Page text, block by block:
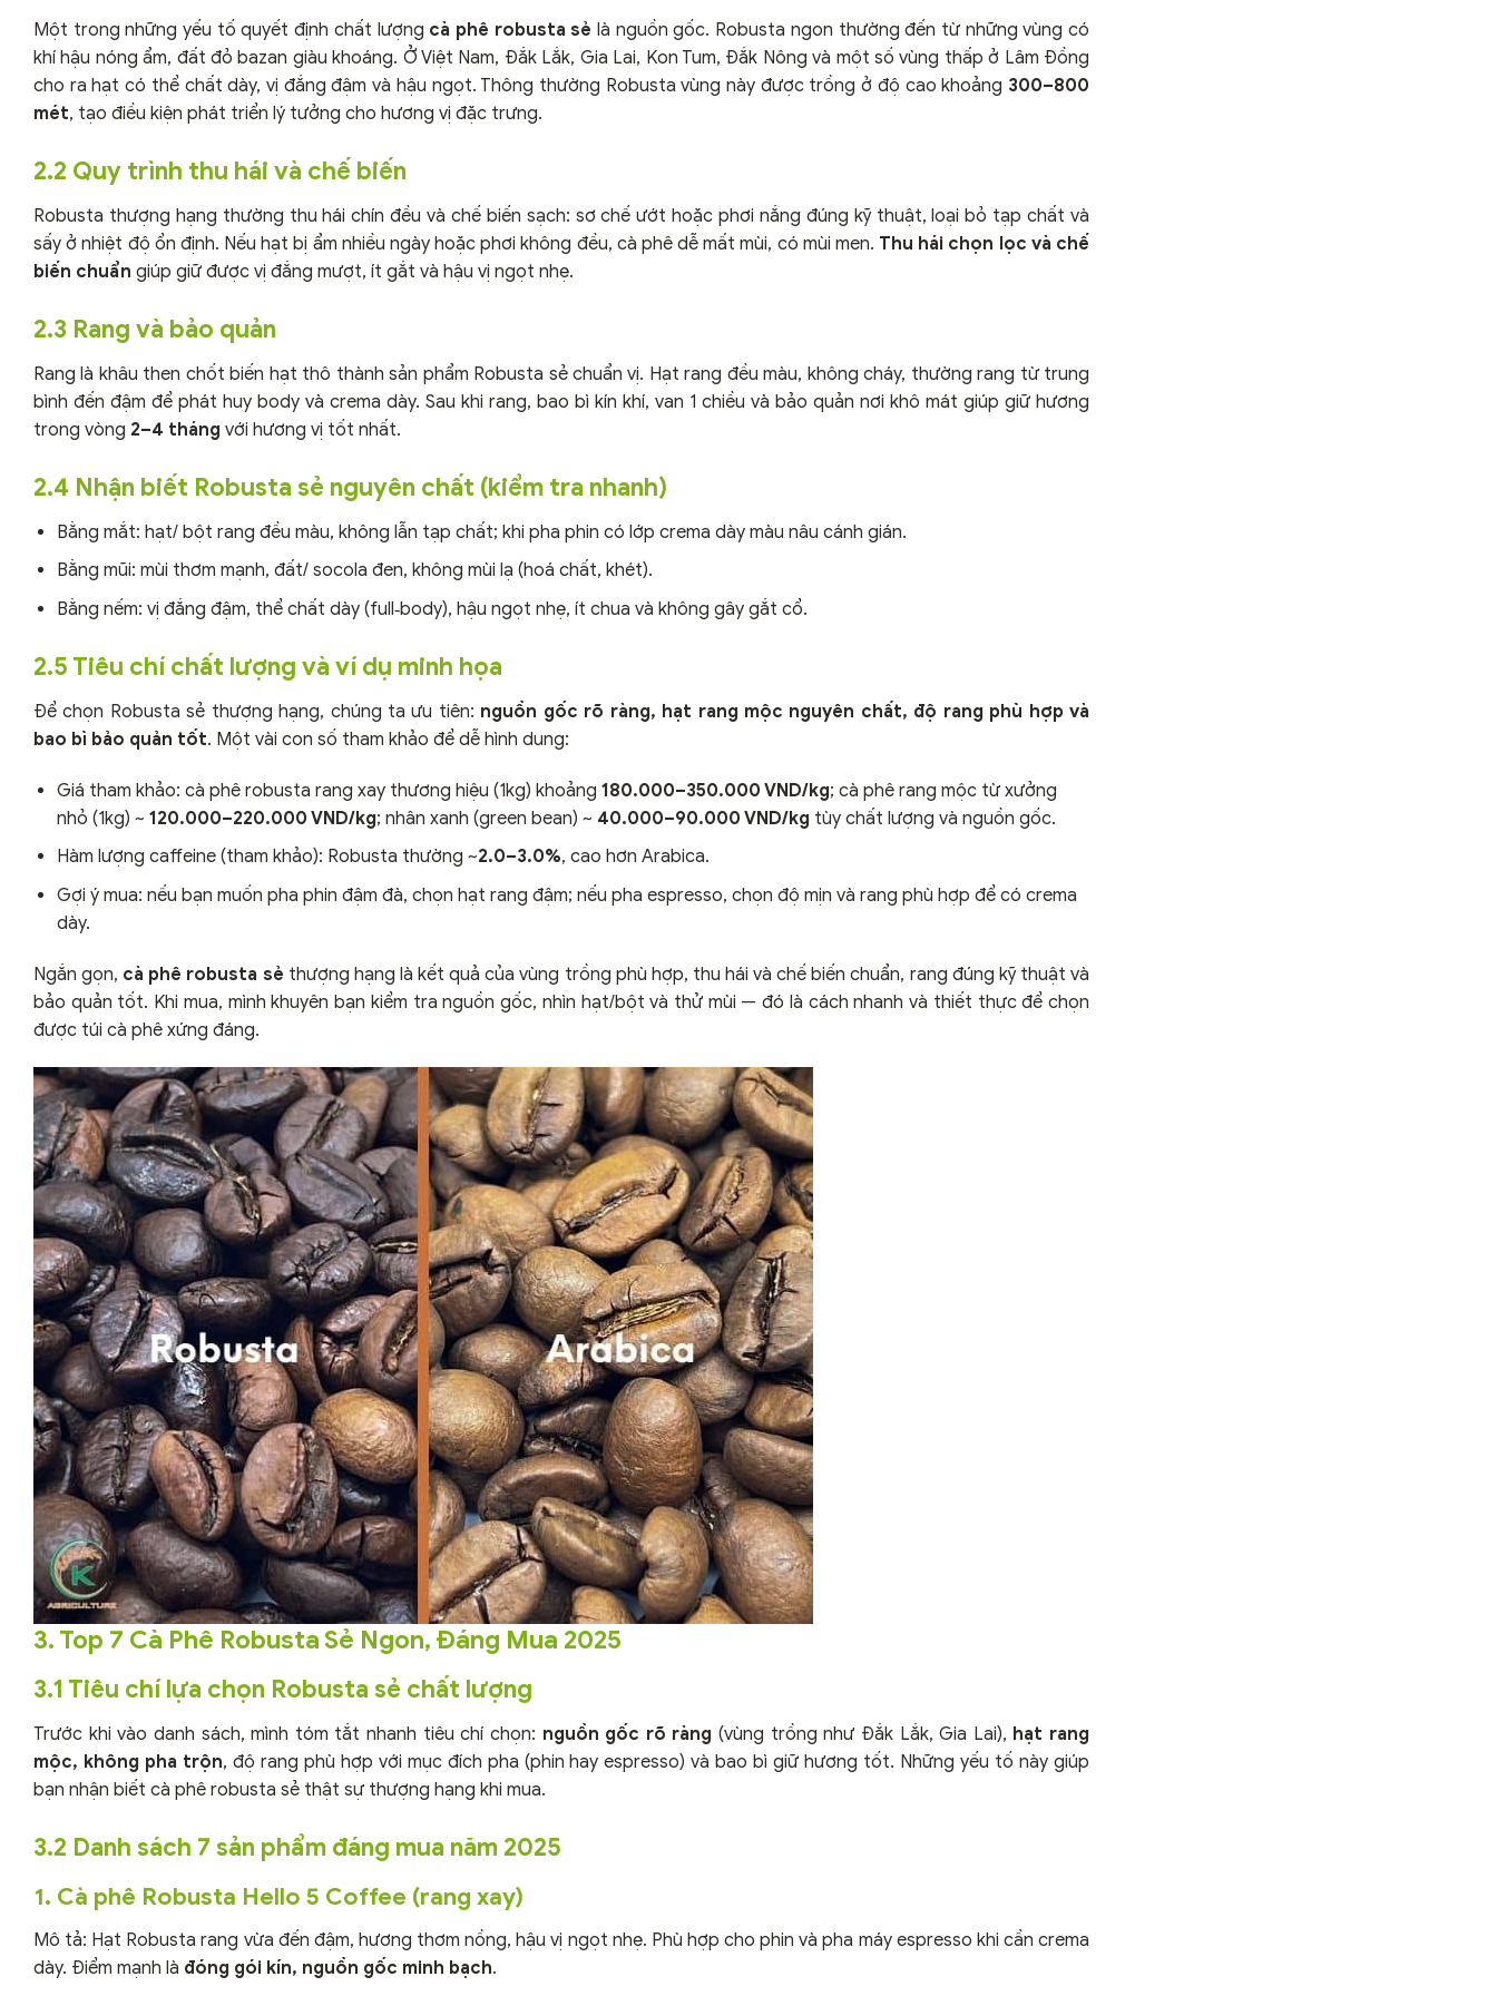
Một trong những yếu tố quyết định chất lượng cà phê robusta sẻ là nguồn gốc. Robusta ngon thường đến từ những vùng có
khí hậu nóng ẩm, đất đỏ bazan giàu khoáng. Ở Việt Nam, Đắk Lắk, Gia Lai, Kon Tum, Đắk Nông và một số vùng thấp ở Lâm Đồng
cho ra hạt có thể chất dày, vị đắng đậm và hậu ngọt. Thông thường Robusta vùng này được trồng ở độ cao khoảng 300–800
mét, tạo điều kiện phát triển lý tưởng cho hương vị đặc trưng.
2.2 Quy trình thu hái và chế biến
Robusta thượng hạng thường thu hái chín đều và chế biến sạch: sơ chế ướt hoặc phơi nắng đúng kỹ thuật, loại bỏ tạp chất và
sấy ở nhiệt độ ổn định. Nếu hạt bị ẩm nhiều ngày hoặc phơi không đều, cà phê dễ mất mùi, có mùi men. Thu hái chọn lọc và chế
biến chuẩn giúp giữ được vị đắng mượt, ít gắt và hậu vị ngọt nhẹ.
2.3 Rang và bảo quản
Rang là khâu then chốt biến hạt thô thành sản phẩm Robusta sẻ chuẩn vị. Hạt rang đều màu, không cháy, thường rang từ trung
bình đến đậm để phát huy body và crema dày. Sau khi rang, bao bì kín khí, van 1 chiều và bảo quản nơi khô mát giúp giữ hương
trong vòng 2–4 tháng với hương vị tốt nhất.
2.4 Nhận biết Robusta sẻ nguyên chất (kiểm tra nhanh)
Bằng mắt: hạt/ bột rang đều màu, không lẫn tạp chất; khi pha phin có lớp crema dày màu nâu cánh gián.
Bằng mũi: mùi thơm mạnh, đất/ socola đen, không mùi lạ (hoá chất, khét).
Bằng nếm: vị đắng đậm, thể chất dày (full‑body), hậu ngọt nhẹ, ít chua và không gây gắt cổ.
2.5 Tiêu chí chất lượng và ví dụ minh họa
Để chọn Robusta sẻ thượng hạng, chúng ta ưu tiên: nguồn gốc rõ ràng, hạt rang mộc nguyên chất, độ rang phù hợp và
bao bì bảo quản tốt. Một vài con số tham khảo để dễ hình dung:
Giá tham khảo: cà phê robusta rang xay thương hiệu (1kg) khoảng 180.000–350.000 VND/kg; cà phê rang mộc từ xưởng
nhỏ (1kg) ~ 120.000–220.000 VND/kg; nhân xanh (green bean) ~ 40.000–90.000 VND/kg tùy chất lượng và nguồn gốc.
Hàm lượng caffeine (tham khảo): Robusta thường ~2.0–3.0%, cao hơn Arabica.
Gợi ý mua: nếu bạn muốn pha phin đậm đà, chọn hạt rang đậm; nếu pha espresso, chọn độ mịn và rang phù hợp để có crema
dày.
Ngắn gọn, cà phê robusta sẻ thượng hạng là kết quả của vùng trồng phù hợp, thu hái và chế biến chuẩn, rang đúng kỹ thuật và
bảo quản tốt. Khi mua, mình khuyên bạn kiểm tra nguồn gốc, nhìn hạt/bột và thử mùi — đó là cách nhanh và thiết thực để chọn
được túi cà phê xứng đáng.
3. Top 7 Cà Phê Robusta Sẻ Ngon, Đáng Mua 2025
3.1 Tiêu chí lựa chọn Robusta sẻ chất lượng
Trước khi vào danh sách, mình tóm tắt nhanh tiêu chí chọn: nguồn gốc rõ ràng (vùng trồng như Đắk Lắk, Gia Lai), hạt rang
mộc, không pha trộn, độ rang phù hợp với mục đích pha (phin hay espresso) và bao bì giữ hương tốt. Những yếu tố này giúp
bạn nhận biết cà phê robusta sẻ thật sự thượng hạng khi mua.
3.2 Danh sách 7 sản phẩm đáng mua năm 2025
1. Cà phê Robusta Hello 5 Coffee (rang xay)
Mô tả: Hạt Robusta rang vừa đến đậm, hương thơm nồng, hậu vị ngọt nhẹ. Phù hợp cho phin và pha máy espresso khi cần crema
dày. Điểm mạnh là đóng gói kín, nguồn gốc minh bạch.